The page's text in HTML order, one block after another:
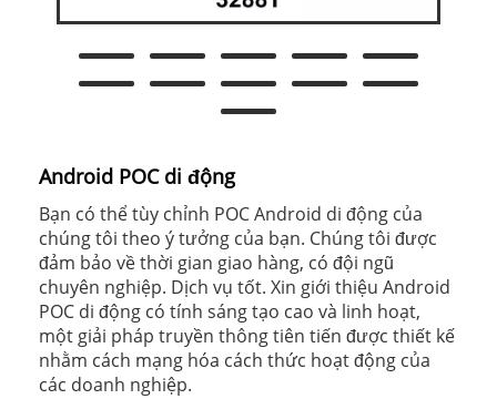
Android POC di động
Bạn có thể tùy chỉnh POC Android di động của
chúng tôi theo ý tưởng của bạn. Chúng tôi được
đảm bảo về thời gian giao hàng, có đội ngũ
chuyên nghiệp. Dịch vụ tốt. Xin giới thiệu Android
POC di động có tính sáng tạo cao và linh hoạt,
một giải pháp truyền thông tiên tiến được thiết kế
nhằm cách mạng hóa cách thức hoạt động của
các doanh nghiệp.